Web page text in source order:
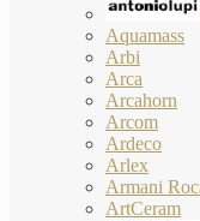
Aquamass
Arbi
Arca
Arcahorn
Arcom
Ardeco
Arlex
Armani
ArtCeram